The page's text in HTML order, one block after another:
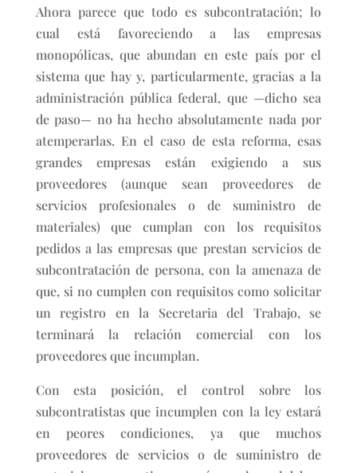
Ahora parece que todo es subcontratación; lo
cual está favoreciendo a las empresas
monopólicas, que abundan en este país por el
sistema que hay y, particularmente, gracias a la
administración pública federal, que —dicho sea
de paso— no ha hecho absolutamente nada por
atemperarlas. En el caso de esta reforma, esas
grandes empresas están exigiendo a sus
proveedores (aunque sean proveedores de
servicios profesionales o de suministro de
materiales) que cumplan con los requisitos
pedidos a las empresas que prestan servicios de
subcontratación de persona, con la amenaza de
que, si no cumplen con requisitos como solicitar
un registro en la Secretaria del Trabajo, se
terminará la relación comercial con los
proveedores que incumplan.
Con esta posición, el control sobre los
subcontratistas que incumplen con la ley estará
en peores condiciones, ya que muchos
proveedores de servicios o de suministro de